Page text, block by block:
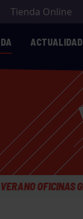
Tienda Online
ACTUALIDAD